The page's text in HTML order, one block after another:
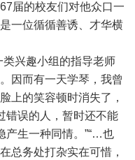
届的校友们对他众口一
一位循循善诱、才华横
类兴趣小组的指导老师
因而有一天学琴，我曾
上的笑容顿时消失了，
错误的人，暂时还不能
产生一种同情。”“…也
总务处打杂实在可惜，